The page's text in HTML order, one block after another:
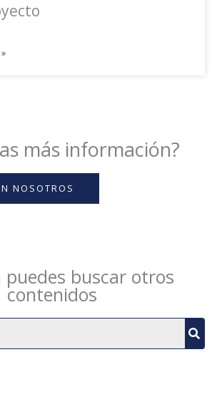
más información?
NOSOTROS
puedes buscar otros
contenidos